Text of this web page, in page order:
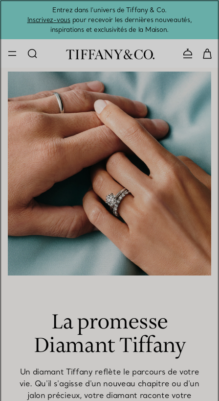
Entrez dans l’univers de Tiffany & Co.
Inscrivez-vouspour recevoir les dernières nouveautés,
inspirations et exclusivités de la Maison.
La promesse
Diamant Tiffany
Un diamant Tiffany reflète le parcours de votre
vie. Qu'il s'agisse d'un nouveau chapitre ou d'un
jalon précieux, votre diamant raconte votre